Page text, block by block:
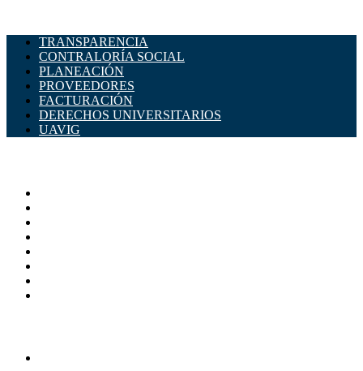
TRANSPARENCIA
CONTRALORÍA SOCIAL
PLANEACIÓN
PROVEEDORES
FACTURACIÓN
DERECHOS UNIVERSITARIOS
UAVIG